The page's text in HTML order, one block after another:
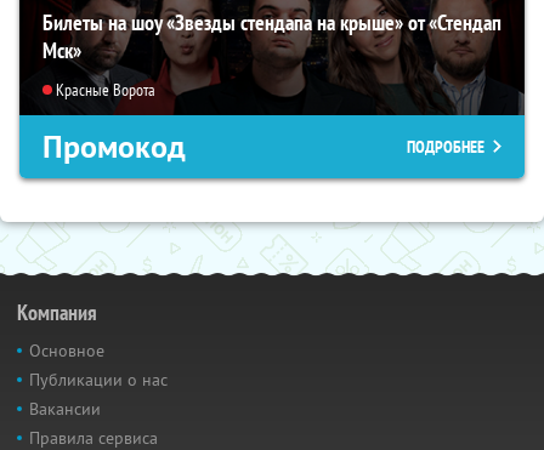
Билеты на шоу «Звезды стендапа на крыше» от «Стендап
Мск»
Красные Ворота
Промокод ПОДРОБНЕЕ
Компания
Основное
Публикации о нас
Вакансии
Правила сервиса